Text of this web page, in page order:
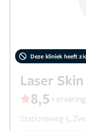
Deze kliniek heeft
Laser
8,5 1 ervaring
Stationsweg 5,